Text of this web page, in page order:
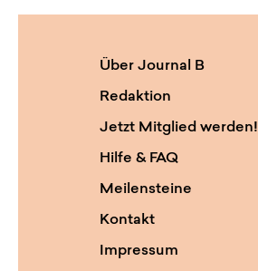
Über Journal B
Redaktion
Jetzt Mitglied werden!
Hilfe & FAQ
Meilensteine
Kontakt
Impressum